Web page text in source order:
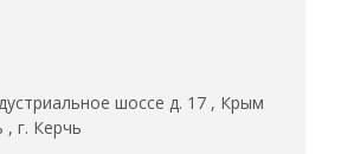
шоссе д. 17 , Крым
г. Керчь